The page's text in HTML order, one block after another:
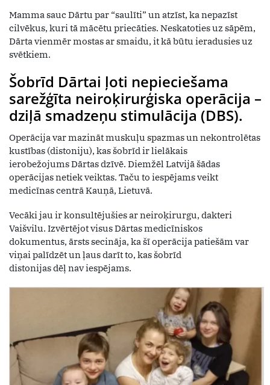
Mamma sauc Dārtu par “saulīti” un atzīst, ka nepazīst
cilvēkus, kuri tā mācētu priecāties. Neskatoties uz sāpēm,
Dārta vienmēr mostas ar smaidu, it kā būtu ieradusies uz
svētkiem.
Šobrīd Dārtai ļoti nepieciešama
sarežģīta neiroķirurģiska operācija –
dziļā smadzeņu stimulācija (DBS).
Operācija var mazināt muskuļu spazmas un nekontrolētas
kustības (distoniju), kas šobrīd ir lielākais
ierobežojums Dārtas dzīvē. Diemžēl Latvijā šādas
operācijas netiek veiktas. Taču to iespējams veikt
medicīnas centrā Kauņā, Lietuvā.
Vecāki jau ir konsultējušies ar neiroķirurgu, dakteri
Vaišvilu. Izvērtējot visus Dārtas medicīniskos
dokumentus, ārsts secināja, ka šī operācija patiešām var
viņai palīdzēt un ļaus darīt to, kas šobrīd
distonijas dēļ nav iespējams.